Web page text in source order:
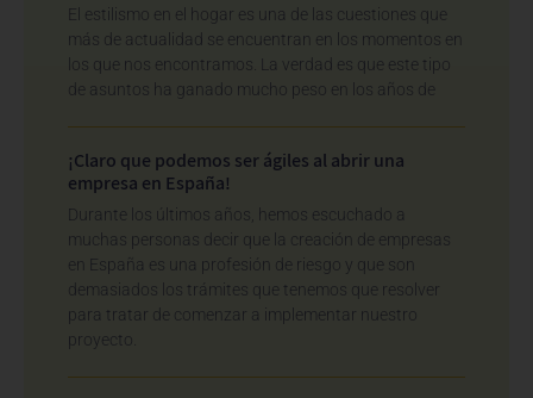
El estilismo en el hogar es una de las cuestiones que
más de actualidad se encuentran en los momentos en
los que nos encontramos. La verdad es que este tipo
de asuntos ha ganado mucho peso en los años de
¡Claro que podemos ser ágiles al abrir una
empresa en España!
Durante los últimos años, hemos escuchado a
muchas personas decir que la creación de empresas
en España es una profesión de riesgo y que son
demasiados los trámites que tenemos que resolver
para tratar de comenzar a implementar nuestro
proyecto.